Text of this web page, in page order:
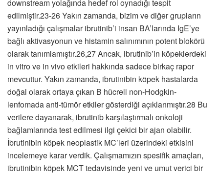
downstream yolağında hedef rol oynadığı tespit
edilmiştir.23-26 Yakın zamanda, bizim ve diğer grupların
yayınladığı çalışmalar ibrutinib’i insan BA’larında IgE’ye
bağlı aktivasyonun ve histamin salınımının potent blokörü
olarak tanımlamıştır.26,27 Ancak, ibrutinib’in köpeklerdeki
in vitro ve in vivo etkileri hakkında sadece birkaç rapor
mevcuttur. Yakın zamanda, ibrutinibin köpek hastalarda
doğal olarak ortaya çıkan B hücreli non-Hodgkin-
lenfomada anti-tümör etkiler gösterdiği açıklanmıştır.28 Bu
verilere dayanarak, ibrutinib karşılaştırmalı onkoloji
bağlamlarında test edilmesi ilgi çekici bir ajan olabilir.
İbrutinibin köpek neoplastik MC’leri üzerindeki etkisini
incelemeye karar verdik. Çalışmamızın spesifik amaçları,
ibrutinibin köpek MCT tedavisinde yeni ve umut verici bir